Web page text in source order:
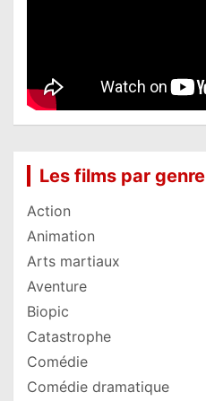
Les films par genre
Action
Animation
Arts martiaux
Aventure
Biopic
Catastrophe
Comédie
Comédie dramatique